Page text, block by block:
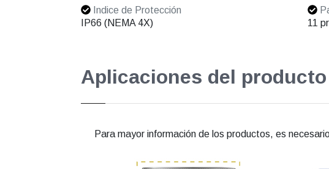
Indice de Protección
IP66 (NEMA 4X)
11
Aplicaciones del producto
Para mayor información de los productos, es